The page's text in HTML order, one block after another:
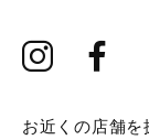
お近くの店舗を